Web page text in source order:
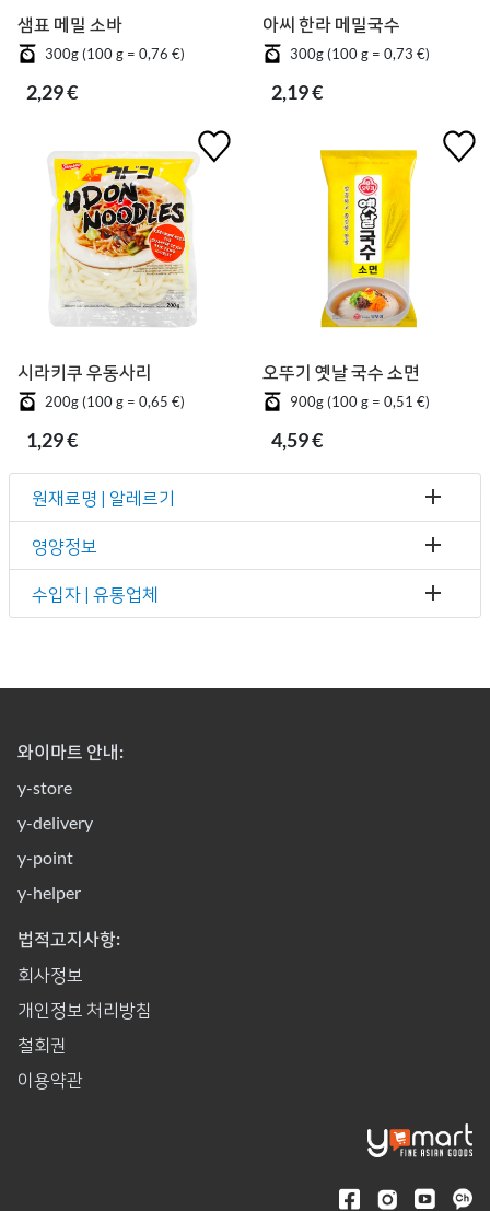
샘표 메밀 소바
300g (100 g = 0,76 €)
2,29 €
아씨 한라 메밀국수
300g (100 g = 0,73 €)
2,19 €
시라키쿠 우동사리
200g (100 g = 0,65 €)
1,29 €
오뚜기 옛날 국수 소면
900g (100 g = 0,51 €)
4,59 €
원재료명 | 알레르기
영양정보
수입자 | 유통업체
와이마트 안내:
y-store
y-delivery
y-point
y-helper
법적고지사항:
회사정보
개인정보 처리방침
철회권
이용약관